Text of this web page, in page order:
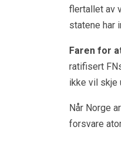
flertallet av
statene har
Faren for
ratifisert
ikke vil skje
Når Norge
forsvare